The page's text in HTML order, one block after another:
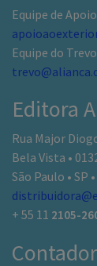
Equipe de
Equipe do Trevo
Editora
Rua Major
Bela Vista •
São Paulo • SP
+ 55 11 2105-